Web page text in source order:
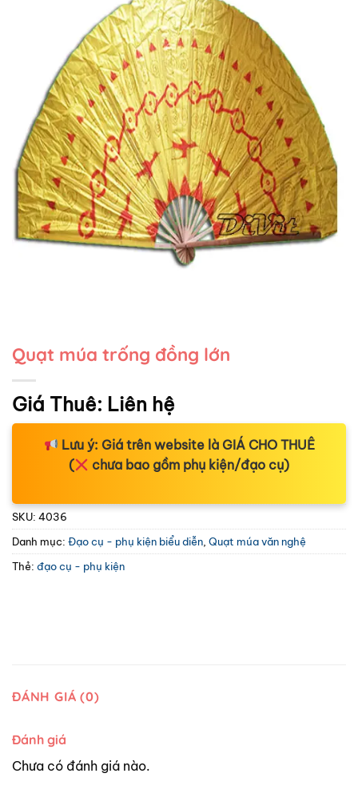
Quạt múa trống đồng lớn
Giá Thuê: Liên hệ
Lưu ý: Giá trên website là GIÁ CHO THUÊ
(
chưa bao gồm phụ kiện/đạo cụ)
SKU: 4036
Danh mục: Đạo cụ - phụ kiện biểu diễn Quạt múa văn nghệ
Thẻ: đạo cụ - phụ kiện
ĐÁNH GIÁ (0)
Đánh giá
Chưa có đánh giá nào.